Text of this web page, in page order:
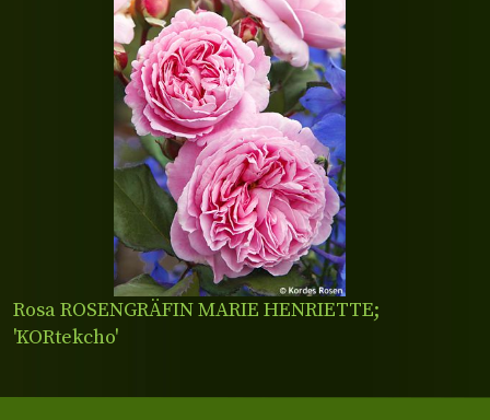
Rosa ROSENGRÄFIN MARIE HENRIETTE;
'KORtekcho'